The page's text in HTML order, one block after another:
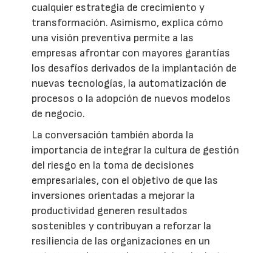
cualquier estrategia de crecimiento y
transformación. Asimismo, explica cómo
una visión preventiva permite a las
empresas afrontar con mayores garantías
los desafíos derivados de la implantación de
nuevas tecnologías, la automatización de
procesos o la adopción de nuevos modelos
de negocio.
La conversación también aborda la
importancia de integrar la cultura de gestión
del riesgo en la toma de decisiones
empresariales, con el objetivo de que las
inversiones orientadas a mejorar la
productividad generen resultados
sostenibles y contribuyan a reforzar la
resiliencia de las organizaciones en un